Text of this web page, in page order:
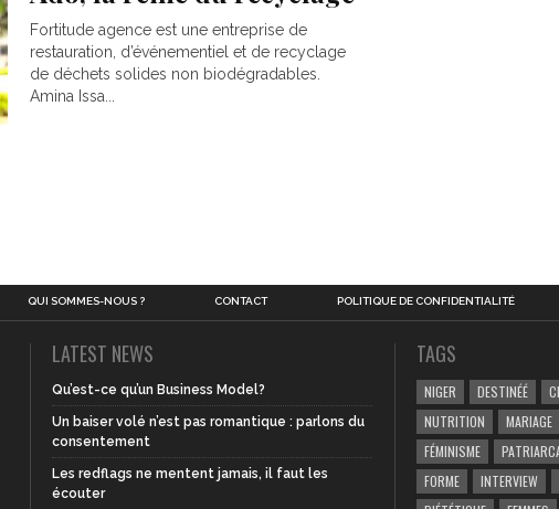
Fortitude agence est une entreprise de
restauration, d’événementiel et de recyclage
de déchets solides non biodégradables.
Amina Issa...
QUI SOMMES-NOUS ? CONTACT POLITIQUE DE CONFIDENTIALITÉ
LATEST NEWS
Qu’est-ce qu’un Business Model?
Un baiser volé n’est pas romantique : parlons du
consentement
Les redflags ne mentent jamais, il faut les
écouter
TAGS
NIGER DESTINÉÉ
NUTRITION
MARIAGE
FÉMINISME
FORME
INTERVIEW